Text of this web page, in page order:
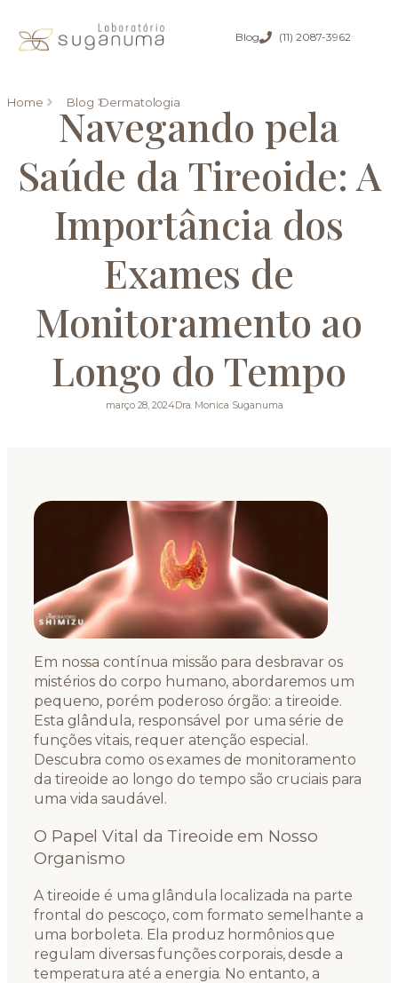
Blog (11) 2087-3962
Home Blog Dermatologia
Navegando pela
Saúde da Tireoide: A
Importância dos
Exames de
Monitoramento ao
Longo do Tempo
março 28, 2024Dra. Monica Suganuma
Em nossa contínua missão para desbravar os
mistérios do corpo humano, abordaremos um
pequeno, porém poderoso órgão: a tireoide.
Esta glândula, responsável por uma série de
funções vitais, requer atenção especial.
Descubra como os exames de monitoramento
da tireoide ao longo do tempo são cruciais para
uma vida saudável.
O Papel Vital da Tireoide em Nosso
Organismo
A tireoide é uma glândula localizada na parte
frontal do pescoço, com formato semelhante a
uma borboleta. Ela produz hormônios que
regulam diversas funções corporais, desde a
temperatura até a energia. No entanto, a